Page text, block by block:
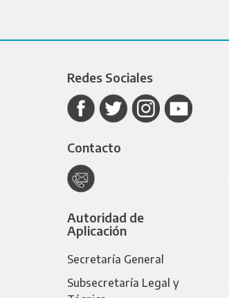
Redes Sociales
Contacto
Autoridad de
Aplicación
Secretaría General
Subsecretaría Legal y